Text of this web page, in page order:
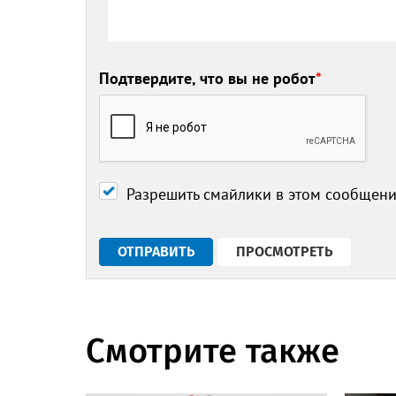
Подтвердите, что вы не робот*
Разрешить смайлики в этом
Смотрите также